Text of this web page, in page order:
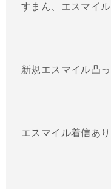
すまん、エスマイル
新規エスマイル凸
エスマイル着信あ